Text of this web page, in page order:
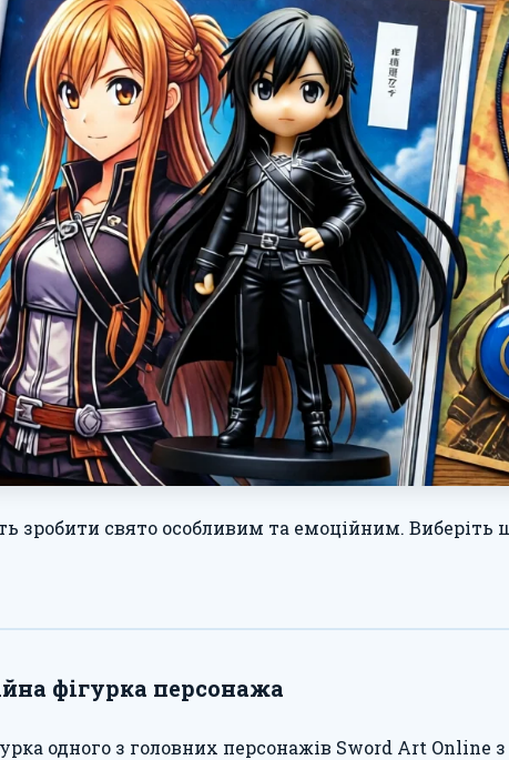
зробити свято особливим та емоційним. Виберіть
фігурка персонажа
одного з головних персонажів Sword Art